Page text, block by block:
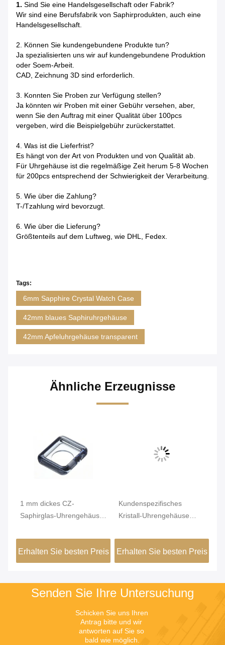
1. Sind Sie eine Handelsgesellschaft oder Fabrik?
Wir sind eine Berufsfabrik von Saphirprodukten, auch eine
Handelsgesellschaft.
2. Können Sie kundengebundene Produkte tun?
Ja spezialisierten uns wir auf kundengebundene Produktion
oder Soem-Arbeit.
CAD, Zeichnung 3D sind erforderlich.
3. Konnten Sie Proben zur Verfügung stellen?
Ja könnten wir Proben mit einer Gebühr versehen, aber,
wenn Sie den Auftrag mit einer Qualität über 100pcs
vergeben, wird die Beispielgebühr zurückerstattet.
4. Was ist die Lieferfrist?
Es hängt von der Art von Produkten und von Qualität ab.
Für Uhrgehäuse ist die regelmäßige Zeit herum 5-8 Wochen
für 200pcs entsprechend der Schwierigkeit der Verarbeitung.
5. Wie über die Zahlung?
T-/Tzahlung wird bevorzugt.
6. Wie über die Lieferung?
Größtenteils auf dem Luftweg, wie DHL, Fedex.
Tags:
6mm Sapphire Crystal Watch Case
42mm blaues Saphiruhrgehäuse
42mm Apfeluhrgehäuse transparent
Ähnliche Erzeugnisse
1 mm dickes CZ-
Saphirglas-Uhrengehäuse,
Rückseite
Erhalten Sie besten Preis
Kundenspezifisches
Kristall-Uhrengehäuse
Uhrwerk
Erhalten Sie besten Preis
Senden Sie Ihre Untersuchung
Schicken Sie uns Ihren
Antrag bitte und wir
antworten auf Sie so
bald wie möglich.